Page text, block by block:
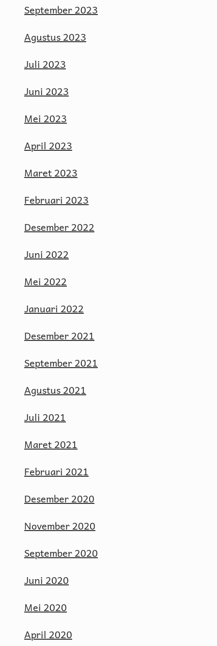
September 2023
Agustus 2023
Juli 2023
Juni 2023
Mei 2023
April 2023
Maret 2023
Februari 2023
Desember 2022
Juni 2022
Mei 2022
Januari 2022
Desember 2021
September 2021
Agustus 2021
Juli 2021
Maret 2021
Februari 2021
Desember 2020
November 2020
September 2020
Juni 2020
Mei 2020
April 2020